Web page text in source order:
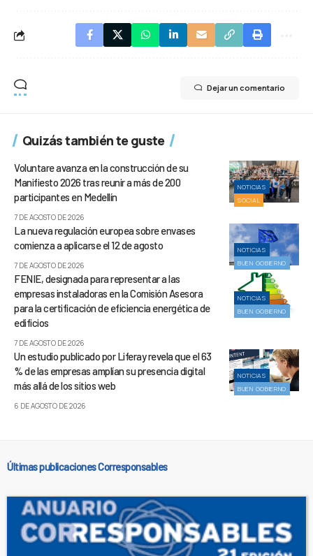
Dejar un comentario
Quizás también te guste
NOTICIAS
SOCIAL
Voluntare avanza en la construcción de su
Manifiesto 2026 tras reunir a más de 200
participantes en Medellín
7 DE AGOSTO DE 2026
NOTICIAS
BUEN GOBIERNO
La nueva regulación europea sobre envases
comienza a aplicarse el 12 de agosto
7 DE AGOSTO DE 2026
NOTICIAS
BUEN GOBIERNO
FENIE, designada para representar a las
empresas instaladoras en la Comisión Asesora
para la certificación de eficiencia energética de
edificios
7 DE AGOSTO DE 2026
NOTICIAS
BUEN GOBIERNO
Un estudio publicado por Liferay revela que el 63
% de las empresas amplían su presencia digital
más allá de los sitios web
6 DE AGOSTO DE 2026
Últimas publicaciones Corresponsables